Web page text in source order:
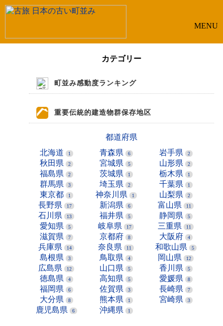
MENU
カテゴリー
町並み感動度ランキング
重要伝統的建造物群保存地区
都道府県
北海道
1 青森県 6 岩手県 2
秋田県 2 宮城県 5 山形県 2
福島県 2 茨城県 1 栃木県 1
群馬県 3 埼玉県 2 千葉県 1
東京都 1 神奈川県 1 山梨県 2
長野県 17 新潟県 6 富山県 11
石川県 13 福井県 5 静岡県 5
愛知県 5 岐阜県 17 三重県 11
滋賀県 7 京都府 8 大阪府 4
兵庫県 14 奈良県 11 和歌山県 5
島根県 3 鳥取県 4 岡山県 12
広島県 12 山口県 5 香川県 5
徳島県 4 高知県 5 愛媛県 8
福岡県 6 佐賀県 3 長崎県 7
大分県 8 熊本県 1 宮崎県 3
鹿児島県 6 沖縄県 1